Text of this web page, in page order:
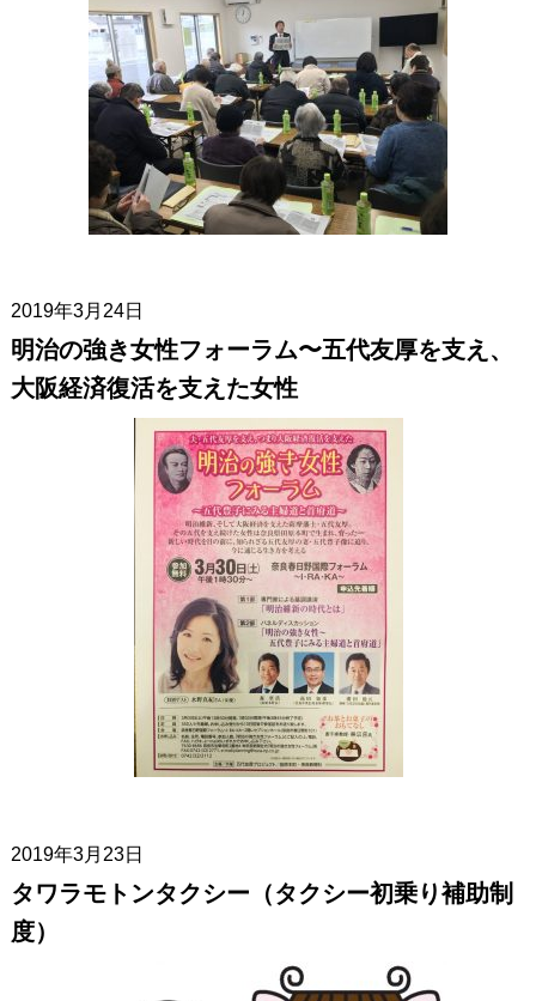
2019年3月24日
明治の強き女性フォーラム〜五代友厚を支え、
大阪経済復活を支えた女性
2019年3月23日
タワラモトンタクシー（タクシー初乗り補助制
度）